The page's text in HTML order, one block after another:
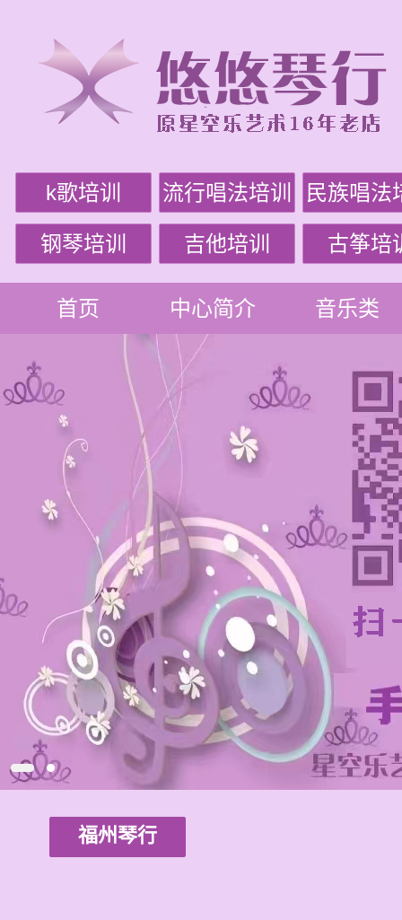
k歌培训 流行唱法培训 民族唱法
钢琴培训 吉他培训 古筝培
首页 中心简介 音乐类
福州琴行